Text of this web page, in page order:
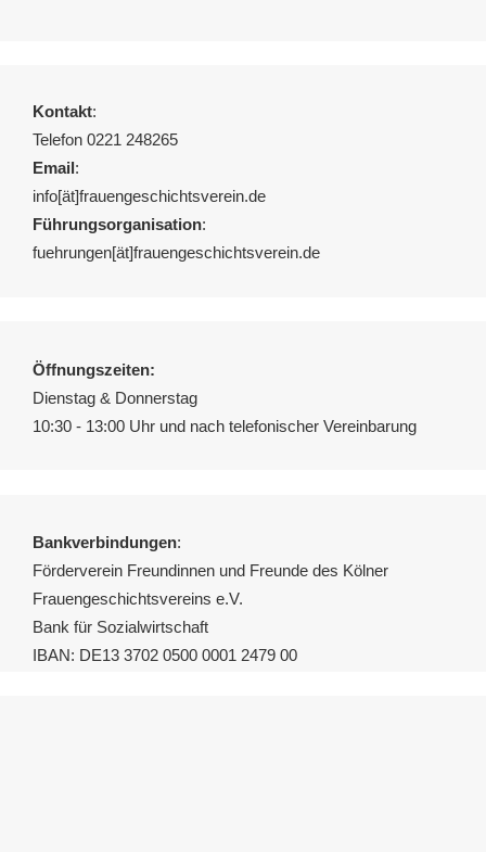
Kontakt:
Telefon 0221 248265
Email:
info[ät]frauengeschichtsverein.de
Führungsorganisation:
fuehrungen[ät]frauengeschichtsverein.de
Öffnungszeiten:
Dienstag & Donnerstag
10:30 - 13:00 Uhr und nach telefonischer Vereinbarung
Bankverbindungen:
Förderverein Freundinnen und Freunde des Kölner
Frauengeschichtsvereins e.V.
Bank für Sozialwirtschaft
IBAN: DE13 3702 0500 0001 2479 00